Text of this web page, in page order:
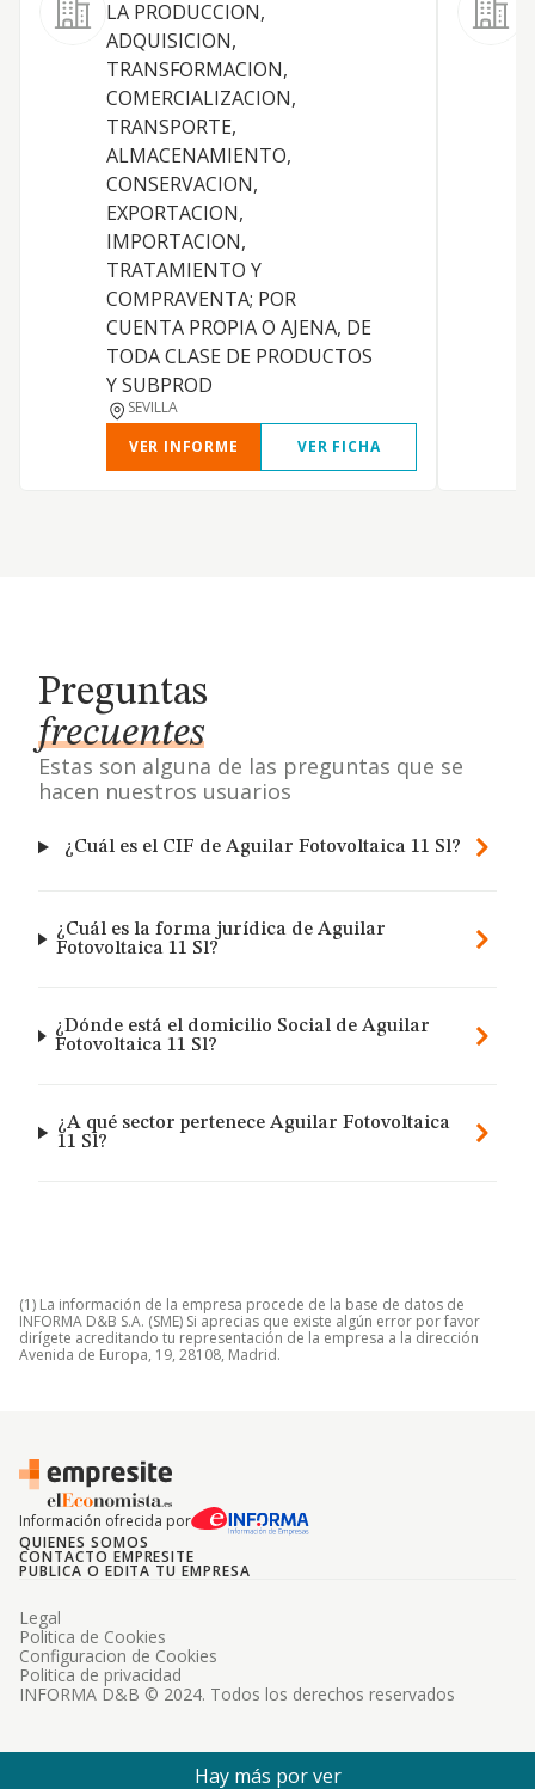
LA PRODUCCION,
ADQUISICION,
TRANSFORMACION,
COMERCIALIZACION,
TRANSPORTE,
ALMACENAMIENTO,
CONSERVACION,
EXPORTACION,
IMPORTACION,
TRATAMIENTO Y
COMPRAVENTA; POR
CUENTA PROPIA O AJENA, DE
TODA CLASE DE PRODUCTOS
Y SUBPROD
SEVILLA
VER INFORME
VER FICHA
Preguntas
frecuentes
Estas son alguna de las preguntas que se
hacen nuestros usuarios
¿Cuál es el CIF de Aguilar Fotovoltaica 11 Sl?
¿Cuál es la forma jurídica de Aguilar
Fotovoltaica 11 Sl?
¿Dónde está el domicilio Social de Aguilar
Fotovoltaica 11 Sl?
¿A qué sector pertenece Aguilar Fotovoltaica
11 Sl?
(1) La información de la empresa procede de la base de datos de
INFORMA D&B S.A. (SME) Si aprecias que existe algún error por favor
dirígete acreditando tu representación de la empresa a la dirección
Avenida de Europa, 19, 28108, Madrid.
Información ofrecida por
QUIENES SOMOS
CONTACTO EMPRESITE
PUBLICA O EDITA TU EMPRESA
INFORMA D&B © 2024. Todos los derechos reservados
Legal
Politica de Cookies
Configuracion de Cookies
Politica de privacidad
Hay más por ver